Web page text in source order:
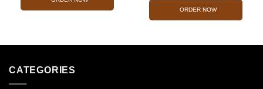
1,900.00৳ .
2,800.00৳ .
ORDER NOW
CATEGORIES